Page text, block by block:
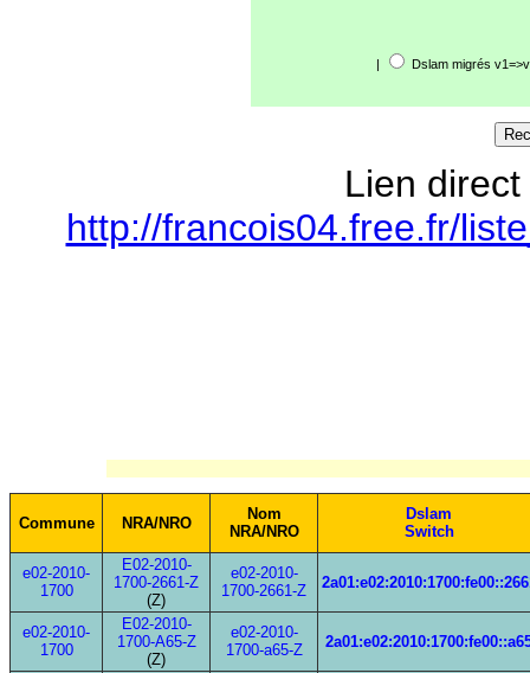
| Dslam migrés
Lien
http://francois04.free.fr/
Commune NRA/NRO
Nom
NRA/NRO
Dslam
Switch
e02-2010-
1700
E02-2010-
1700-2661-Z
(Z)
e02-2010-
1700-2661-Z
e02-2010-
1700
E02-2010-
1700-A65-Z
(Z)
e02-2010-
1700-a65-Z